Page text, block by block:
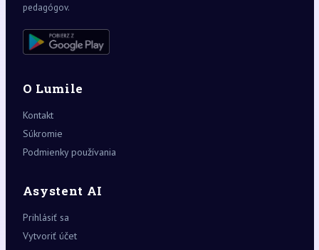
pedagógov.
O Lumile
Kontakt
Súkromie
Podmienky používania
Asystent AI
Prihlásiť sa
Vytvoriť účet